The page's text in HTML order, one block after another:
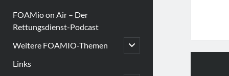
FOAMio on Air – Der
Rettungsdienst-Podcast
Weitere FOAMIO-Themen
open
child
Links